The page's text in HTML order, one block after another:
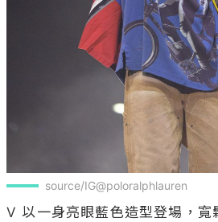
source/IG@poloralphlauren
V 以一身亮眼藍色造型登場，寬